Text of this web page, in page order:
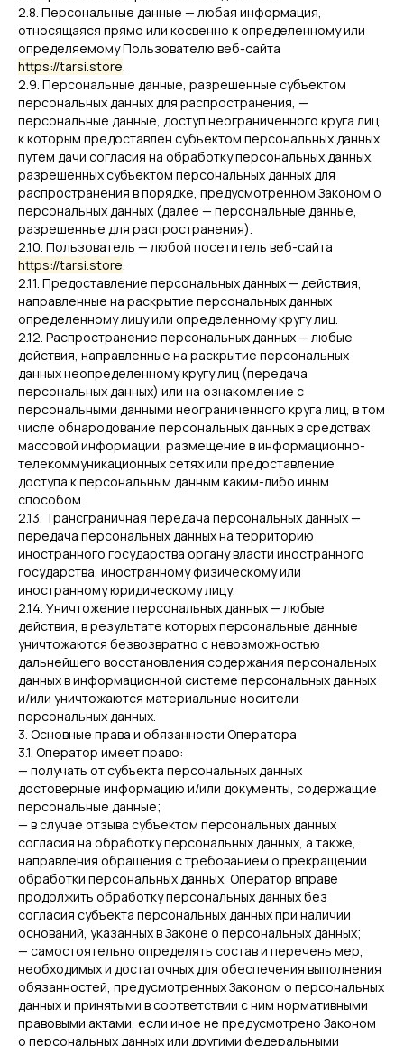
2.8. Персональные данные — любая информация,
относящаяся прямо или косвенно к определенному или
определяемому Пользователю веб-сайта
https://tarsi.store.
2.9. Персональные данные, разрешенные субъектом
персональных данных для распространения, —
персональные данные, доступ неограниченного круга лиц
к которым предоставлен субъектом персональных данных
путем дачи согласия на обработку персональных данных,
разрешенных субъектом персональных данных для
распространения в порядке, предусмотренном Законом о
персональных данных (далее — персональные данные,
разрешенные для распространения).
2.10. Пользователь — любой посетитель веб-сайта
https://tarsi.store.
2.11. Предоставление персональных данных — действия,
направленные на раскрытие персональных данных
определенному лицу или определенному кругу лиц.
2.12. Распространение персональных данных — любые
действия, направленные на раскрытие персональных
данных неопределенному кругу лиц (передача
персональных данных) или на ознакомление с
персональными данными неограниченного круга лиц, в том
числе обнародование персональных данных в средствах
массовой информации, размещение в информационно-
телекоммуникационных сетях или предоставление
доступа к персональным данным каким-либо иным
способом.
2.13. Трансграничная передача персональных данных —
передача персональных данных на территорию
иностранного государства органу власти иностранного
государства, иностранному физическому или
иностранному юридическому лицу.
2.14. Уничтожение персональных данных — любые
действия, в результате которых персональные данные
уничтожаются безвозвратно с невозможностью
дальнейшего восстановления содержания персональных
данных в информационной системе персональных данных
и/или уничтожаются материальные носители
персональных данных.
3. Основные права и обязанности Оператора
3.1. Оператор имеет право:
— получать от субъекта персональных данных
достоверные информацию и/или документы, содержащие
персональные данные;
— в случае отзыва субъектом персональных данных
согласия на обработку персональных данных, а также,
направления обращения с требованием о прекращении
обработки персональных данных, Оператор вправе
продолжить обработку персональных данных без
согласия субъекта персональных данных при наличии
оснований, указанных в Законе о персональных данных;
— самостоятельно определять состав и перечень мер,
необходимых и достаточных для обеспечения выполнения
обязанностей, предусмотренных Законом о персональных
данных и принятыми в соответствии с ним нормативными
правовыми актами, если иное не предусмотрено Законом
о персональных данных или другими федеральными